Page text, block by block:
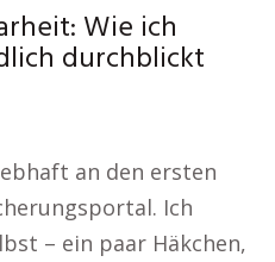
Wie ich
durchblickt
an den ersten
Ich
– ein paar Häkchen,